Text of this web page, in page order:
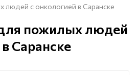
людей с онкологией в Саранске
пожилых людей
Саранске